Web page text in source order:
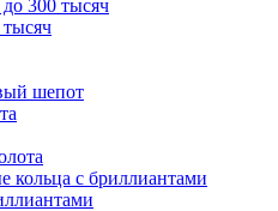
300 тысяч
шепот
кольца с бриллиантами